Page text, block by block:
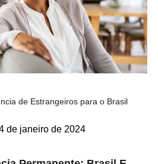
de Estrangeiros para o Brasil
de janeiro de 2024